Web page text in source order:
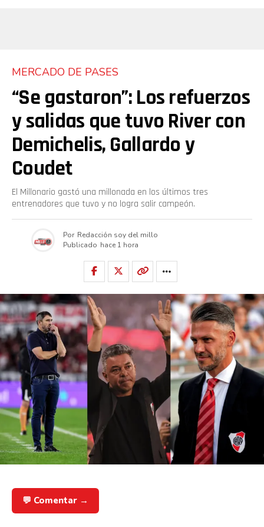
MERCADO DE PASES
“Se gastaron”: Los refuerzos
y salidas que tuvo River con
Demichelis, Gallardo y
Coudet
El Millonario gastó una millonada en los últimos tres
entrenadores que tuvo y no logra salir campeón.
Por Redacción soy del millo
Publicado hace 1 hora
💬 Comentar →